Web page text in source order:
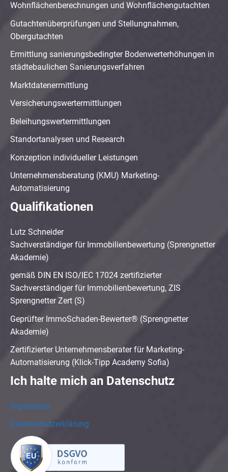
Wohnflächenberechnungen und Wohnflächengutachten
Gutachtenüberprüfungen und Stellungnahmen,
Obergutachten
Ermittlung sanierungsbedingter Bodenwerterhöhungen in
städtebaulichen Sanierungsverfahren
Marktdatenermittlung
Versicherungswertermittlungen
Beleihungswertermittlungen
Standortanalysen und Research
Konzeption individueller Leistungen
Unternehmensberatung (KMU) Marketing-
Automatisierung
Qualifikationen
Lutz Schneider
Sachverständiger für Immobilienbewertung (Sprengnetter
Akademie)
gemäß DIN EN ISO/IEC 17024 zertifizierter
Sachverständiger für Immobilienbewertung, ZIS
Sprengnetter Zert (S)
Geprüfter ImmoSchaden-Bewerter® (Sprengnetter
Akademie)
Zertifizierter Unternehmensberater für Marketing-
Automatisierung (Klick-Tipp Academy Sofia)
Ich halte mich an Datenschutz
Impressum
Datenschutzerklärung